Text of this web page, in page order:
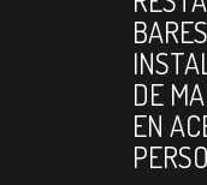
DE
EN